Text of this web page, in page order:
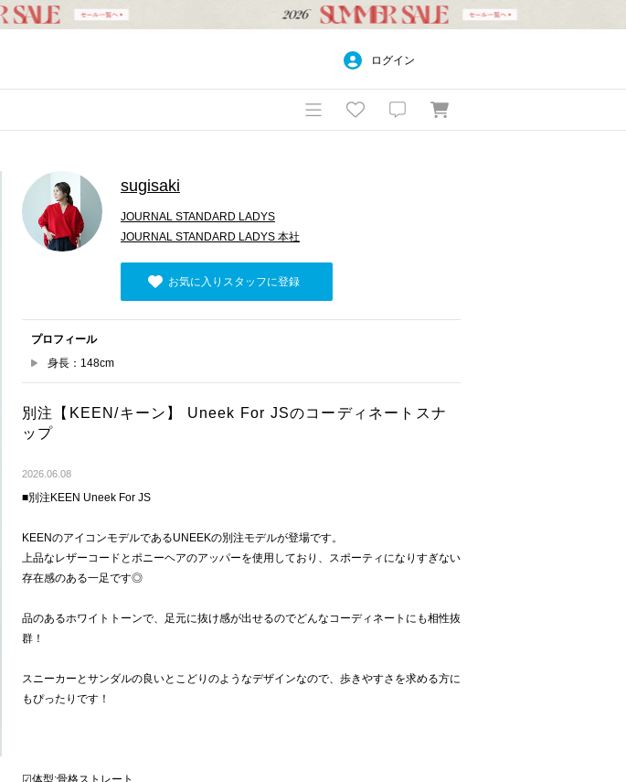
ログイン
sugisaki
JOURNAL STANDARD LADYS
JOURNAL STANDARD LADYS 本社
お気に入りスタッフに登録
プロフィール
身長：148cm
別注【KEEN/キーン】 Uneek For JSのコーディネートスナ
ップ
2026.06.08
■別注KEEN Uneek For JS
KEENのアイコンモデルであるUNEEKの別注モデルが登場です。
上品なレザーコードとポニーヘアのアッパーを使用しており、スポーティになりすぎない
存在感のある一足です◎
品のあるホワイトトーンで、足元に抜け感が出せるのでどんなコーディネートにも相性抜
群！
スニーカーとサンダルの良いとこどりのようなデザインなので、歩きやすさを求める方に
もぴったりです！
☑︎体型:骨格ストレート